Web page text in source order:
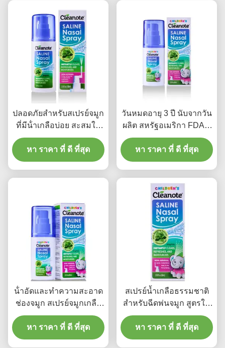
ปลอดภัยสําหรับสเปรย์จมูก
ที่มีน้ําเกลือบ่อย สะสมใน
อุณหภูมิห้อง สเปรย์จมูก
สําหรับความสะอาดจมูก
ประจําวันและการดูแลจมูก
หา ราคา ที่ ดี ที่สุด
วันหมดอายุ 3 ปี นับจากวัน
ผลิต สหรัฐอเมริกา FDA ส
เปรย์จมูกน้ําเกลือสําหรับ
จมูกแห้ง เหมาะสําหรับทุก
วัย ปลอดภัย รักษาจมูกที่
หา ราคา ที่ ดี ที่สุด
น้ําอัดและทําความสะอาด
ช่องจมูก สเปรย์จมูกเกลือ
สบายใจ โปรโมชั่นอ่อน
โยน 12 เดือน อายุการใช้
งานหลังจากเปิด เห
หา ราคา ที่ ดี ที่สุด
สเปรย์น้ำเกลือธรรมชาติ
สำหรับฉีดพ่นจมูก สูตรให้
ความชุ่มชื้นอย่างอ่อนโยน
ช่วยบรรเทาอาการคัดจมูก
และดูแลโพรงจมูก 12
หา ราคา ที่ ดี ที่สุด